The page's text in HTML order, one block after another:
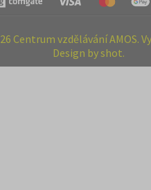
Centrum vzdělávání AMOS.
Design by shot.